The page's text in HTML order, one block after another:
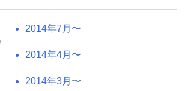
2014年7月〜
2014年4月〜
2014年3月〜